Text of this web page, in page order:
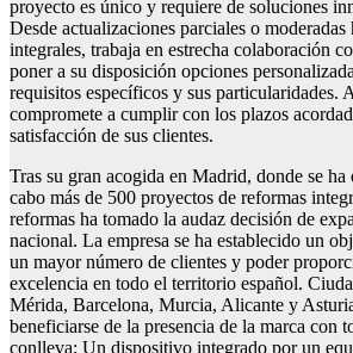
proyecto es único y requiere de soluciones
Desde actualizaciones parciales o moderadas
integrales, trabaja en estrecha colaboración
poner a su disposición opciones
requisitos específicos y sus particularidades.
compromete a cumplir con los plazos
satisfacción de sus clientes.
Tras su gran acogida en Madrid, donde se ha
cabo más de 500 proyectos de reformas
reformas ha tomado la audaz decisión de
nacional. La empresa se ha establecido un
un mayor número de clientes y poder
excelencia en todo el territorio español.
Mérida, Barcelona, Murcia, Alicante y
beneficiarse de la presencia de la marca con
conlleva: Un dispositivo integrado por un